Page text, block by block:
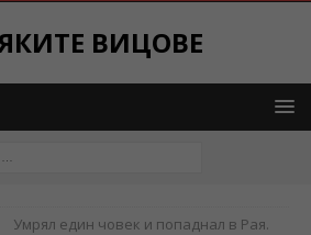
ВИЦОВЕ
Умрял един човек и попаднал в Рая.